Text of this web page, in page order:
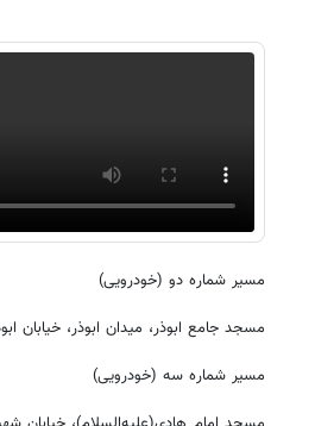
مسیر شماره دو (خودرویی)
مسجد جامع ابوذر، میدان ابوذر، خیابان
مسیر شماره سه (خودرویی)